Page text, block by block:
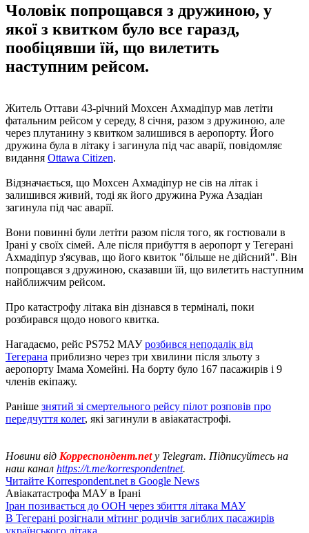
Чоловік попрощався з дружиною, у
якої з квитком було все гаразд,
пообіцявши їй, що вилетить
наступним рейсом.
Житель Оттави 43-річний Мохсен Ахмадіпур мав летіти
фатальним рейсом у середу, 8 січня, разом з дружиною, але
через плутанину з квитком залишився в аеропорту. Його
дружина була в літаку і загинула під час аварії, повідомляє
видання Оttawa Сitizen.
Відзначається, що Мохсен Ахмадіпур ​​не сів на літак і
залишився живий, тоді як його дружина Ружа Азадіан
загинула під час аварії.
Вони повинні були летіти разом після того, як гостювали в
Ірані у своїх сімей. Але після прибуття в аеропорт у Тегерані
Ахмадіпур ​​з'ясував, що його квиток "більше не дійсний". Він
попрощався з дружиною, сказавши їй, що вилетить наступним
найближчим рейсом.
Про катастрофу літака він дізнався в терміналі, поки
розбирався щодо нового квитка.
Нагадаємо, рейс PS752 МАУрозбився неподалік від
Тегерана приблизно через три хвилини після зльоту з
аеропорту Імама Хомейні. На борту було 167 пасажирів і 9
членів екіпажу.
Раніше знятий зі смертельного рейсу пілот розповів про
передчуття колег, які загинули в авіакатастрофі.
Новини від Корреспондент.net у Telegram. Підписуйтесь на
наш канал https://t.me/korrespondentnet.
Читайте Korrespondent.net в Google News
Авіакатастрофа МАУ в Ірані
Іран позивається до ООН через збиття літака МАУ
В Тегерані розігнали мітинг родичів загиблих пасажирів
українського літака